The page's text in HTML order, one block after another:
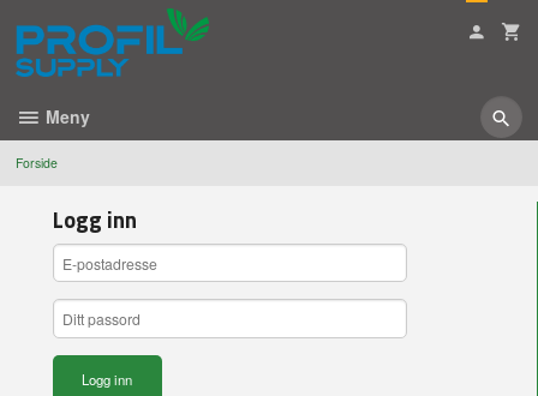
innholdet
Meny
Forside
Logg inn